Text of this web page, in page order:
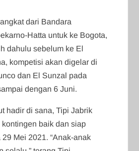
dari Bandara
Hatta untuk ke Bogota,
dahulu sebelum ke El
kompetisi akan digelar di
dan El Sunzal pada
dengan 6 Juni.
hadir di sana, Tipi Jabrik
baik dan siap
Mei 2021. “Anak-anak